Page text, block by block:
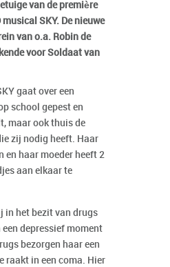
van de première
SKY. De nieuwe
van o.a. Robin de
voor Soldaat van
gaat over een
school gepest en
maar ook thuis de
zij nodig heeft. Haar
en haar moeder heeft 2
aan elkaar te
in het bezit van drugs
depressief moment
bezorgen haar een
raakt in een coma. Hier